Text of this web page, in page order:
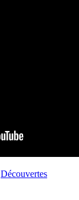
Découvertes